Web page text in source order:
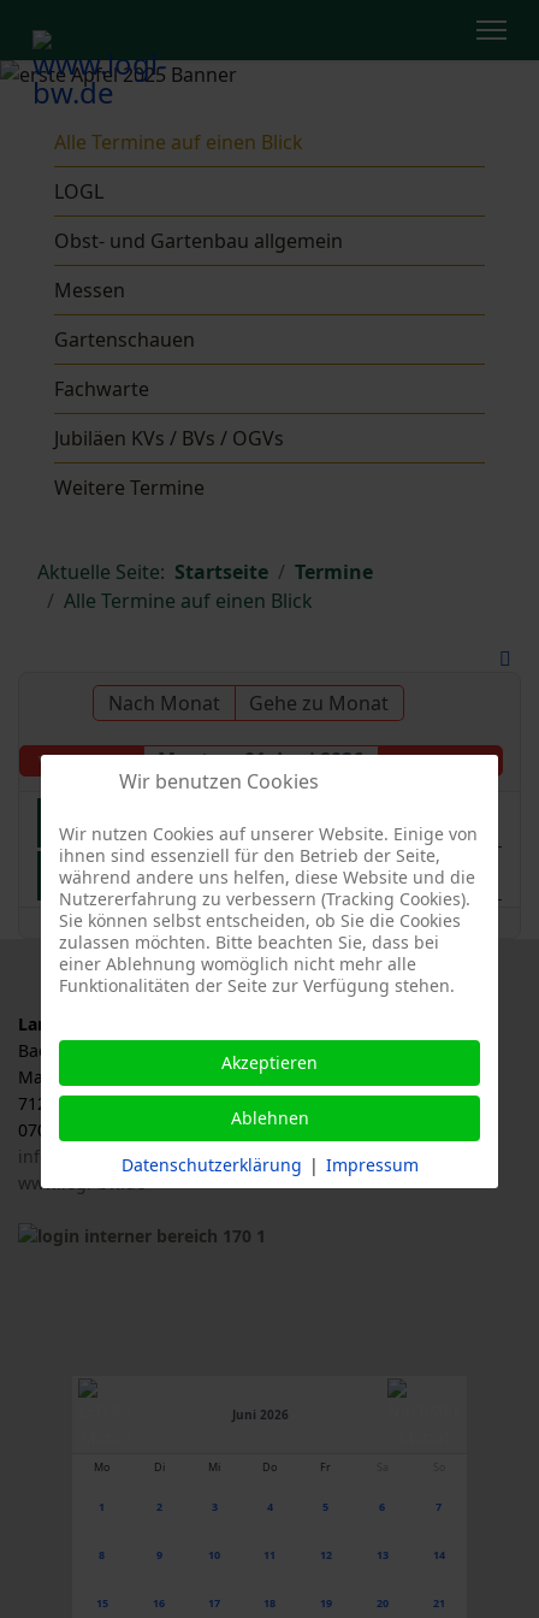
Alle Termine auf einen Blick
LOGL
Obst- und Gartenbau allgemein
Messen
Gartenschauen
Fachwarte
Jubiläen KVs / BVs / OGVs
Weitere Termine
Aktuelle Seite: Startseite
Termine
Alle Termine auf einen Blick
Nach Monat Gehe zu Monat
Vorheriger Tag Montag, 01. Juni 2026 Folgetag
Schwäbisches Hanami Streuobstparadies
Landesverband für Obstbau, Garten und Landschaft
Baden-Württemberg e.V., LOGL
Malersbuckel 11
71263 Weil der Stadt
07033 / 69 23 902
info@logl-bw.de
www.logl-bw.de
Juni 2026
Mo Di Mi Do Fr
1 2 3 4 5 6 7
8 9 10 11 12 13 14
15 16 17 18 19 20 21
Wir benutzen Cookies
Wir nutzen Cookies auf unserer Website. Einige von
ihnen sind essenziell für den Betrieb der Seite,
während andere uns helfen, diese Website und die
Nutzererfahrung zu verbessern (Tracking Cookies).
Sie können selbst entscheiden, ob Sie die Cookies
zulassen möchten. Bitte beachten Sie, dass bei
einer Ablehnung womöglich nicht mehr alle
Funktionalitäten der Seite zur Verfügung stehen.
Akzeptieren
Ablehnen
Datenschutzerklärung | Impressum